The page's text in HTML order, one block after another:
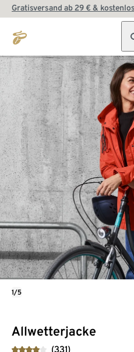
Gratisversand ab 29 € &
Allwetterjacke
(331)
1/5